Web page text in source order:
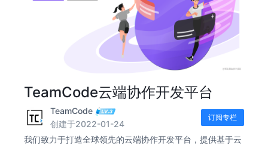
TeamCode云端协作开发平台
TeamCode
创建于2022-01-24
订阅专栏
我们致力于打造全球领先的云端协作开发平台，提供基于云